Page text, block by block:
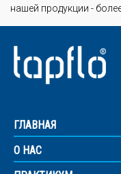
нашей продукции -
ГЛАВНАЯ
О НАС